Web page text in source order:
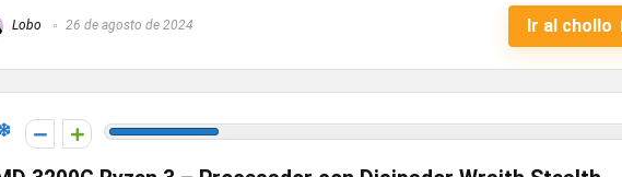
Lobo 26 de agosto de 2024 Ir al chollo